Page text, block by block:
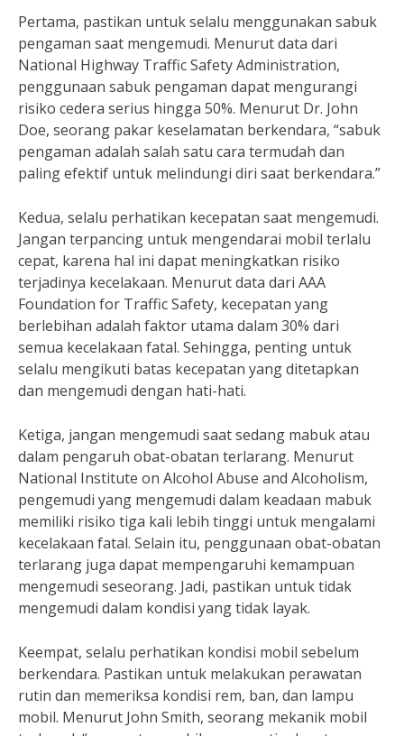
Pertama, pastikan untuk selalu menggunakan sabuk
pengaman saat mengemudi. Menurut data dari
National Highway Traffic Safety Administration,
penggunaan sabuk pengaman dapat mengurangi
risiko cedera serius hingga 50%. Menurut Dr. John
Doe, seorang pakar keselamatan berkendara, “sabuk
pengaman adalah salah satu cara termudah dan
paling efektif untuk melindungi diri saat berkendara.”
Kedua, selalu perhatikan kecepatan saat mengemudi.
Jangan terpancing untuk mengendarai mobil terlalu
cepat, karena hal ini dapat meningkatkan risiko
terjadinya kecelakaan. Menurut data dari AAA
Foundation for Traffic Safety, kecepatan yang
berlebihan adalah faktor utama dalam 30% dari
semua kecelakaan fatal. Sehingga, penting untuk
selalu mengikuti batas kecepatan yang ditetapkan
dan mengemudi dengan hati-hati.
Ketiga, jangan mengemudi saat sedang mabuk atau
dalam pengaruh obat-obatan terlarang. Menurut
National Institute on Alcohol Abuse and Alcoholism,
pengemudi yang mengemudi dalam keadaan mabuk
memiliki risiko tiga kali lebih tinggi untuk mengalami
kecelakaan fatal. Selain itu, penggunaan obat-obatan
terlarang juga dapat mempengaruhi kemampuan
mengemudi seseorang. Jadi, pastikan untuk tidak
mengemudi dalam kondisi yang tidak layak.
Keempat, selalu perhatikan kondisi mobil sebelum
berkendara. Pastikan untuk melakukan perawatan
rutin dan memeriksa kondisi rem, ban, dan lampu
mobil. Menurut John Smith, seorang mekanik mobil